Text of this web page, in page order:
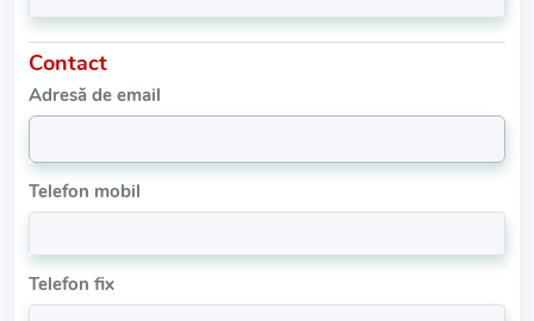
Contact
Adresă de email
Telefon mobil
Telefon fix